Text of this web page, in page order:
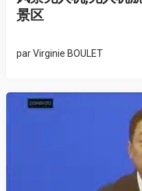
景区
parVirginie BOULET